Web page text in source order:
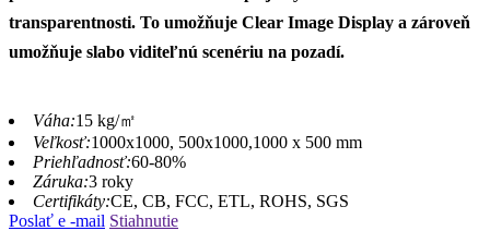
transparentnosti. To umožňuje Clear Image Display a zároveň
umožňuje slabo viditeľnú scenériu na pozadí.
Váha:15 kg/㎡
Veľkosť:1000x1000, 500x1000,1000 x 500 mm
Priehľadnosť:60-80%
Záruka:3 roky
Certifikáty:CE, CB, FCC, ETL, ROHS, SGS
Poslať e -mail Stiahnutie